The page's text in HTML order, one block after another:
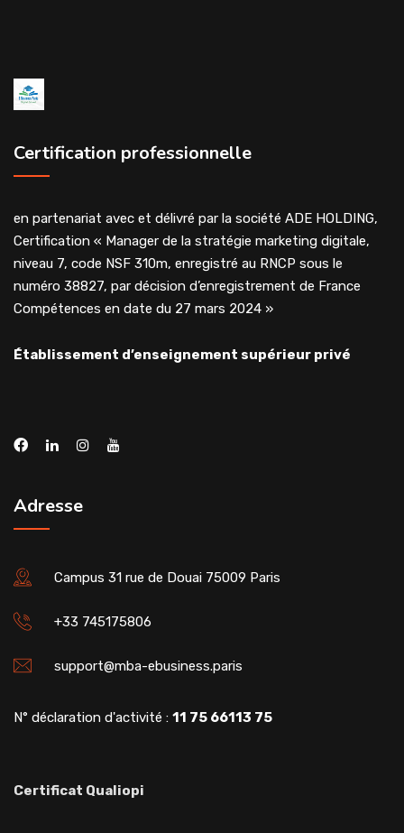
Certification professionnelle
en partenariat avec et délivré par la société ADE HOLDING,
Certification « Manager de la stratégie marketing digitale,
niveau 7, code NSF 310m, enregistré au RNCP sous le
numéro 38827, par décision d’enregistrement de France
Compétences en date du 27 mars 2024 »
Établissement d’enseignement supérieur privé
Adresse
Campus 31 rue de Douai 75009 Paris
+33 745175806
support@mba-ebusiness.paris
N° déclaration d'activité : 11 75 66113 75
Certificat Qualiopi